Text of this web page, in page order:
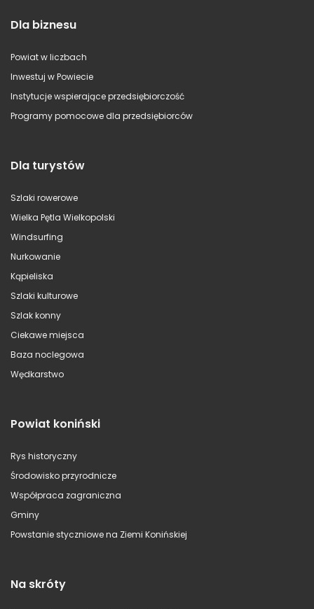
Dla biznesu
Powiat w liczbach
Inwestuj w Powiecie
Instytucje wspierające przedsiębiorczość
Programy pomocowe dla przedsiębiorców
Dla turystów
Szlaki rowerowe
Wielka Pętla Wielkopolski
Windsurfing
Nurkowanie
Kąpieliska
Szlaki kulturowe
Szlak konny
Ciekawe miejsca
Baza noclegowa
Wędkarstwo
Powiat koniński
Rys historyczny
Środowisko przyrodnicze
Współpraca zagraniczna
Gminy
Powstanie styczniowe na Ziemi Konińskiej
Na skróty